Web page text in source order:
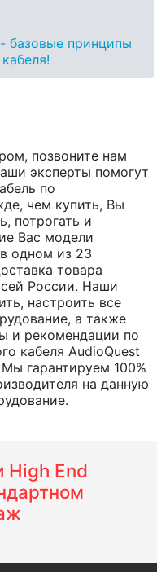
базовые принципы
позвоните нам
эксперты помогут
по
чем купить, Вы
потрогать и
Вас модели
одном из 23
товара
России. Наши
настроить все
а также
и рекомендации по
кабеля AudioQuest
Мы гарантируем 100%
на данную
High End